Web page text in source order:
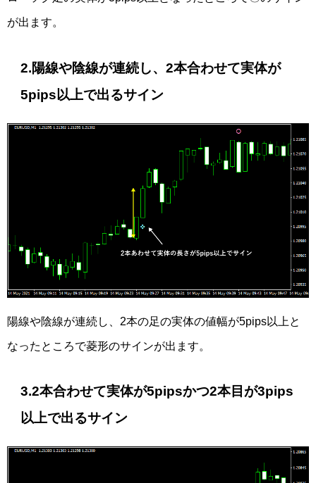
が出ます。
2.陽線や陰線が連続し、2本合わせて実体が
5pips以上で出るサイン
陽線や陰線が連続し、2本の足の実体の値幅が5pips以上と
なったところで菱形のサインが出ます。
3.2本合わせて実体が5pipsかつ2本目が3pips
以上で出るサイン